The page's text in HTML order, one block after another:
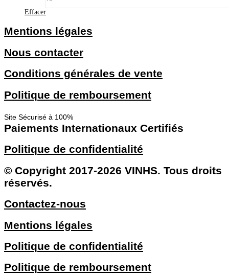
Effacer
Mentions légales
Nous contacter
Conditions générales de vente
Politique de remboursement
Site Sécurisé à 100%
Paiements Internationaux Certifiés
Politique de confidentialité
© Copyright 2017-2026 VINHS. Tous droits
réservés.
Contactez-nous
Mentions légales
Politique de confidentialité
Politique de remboursement